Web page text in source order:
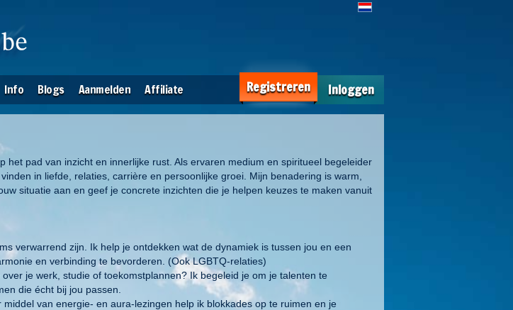
Info Blogs Aanmelden Affiliate Registreren Inloggen
het pad van inzicht en innerlijke rust. Als ervaren medium en spiritueel begeleider
in liefde, relaties, carrière en persoonlijke groei. Mijn benadering is warm,
situatie aan en geef je concrete inzichten die je helpen keuzes te maken vanuit
verwarrend zijn. Ik help je ontdekken wat de dynamiek is tussen jou en een
en verbinding te bevorderen. (Ook LGBTQ-relaties)
je werk, studie of toekomstplannen? Ik begeleid je om je talenten te
die écht bij jou passen.
middel van energie- en aura-lezingen help ik blokkades op te ruimen en je